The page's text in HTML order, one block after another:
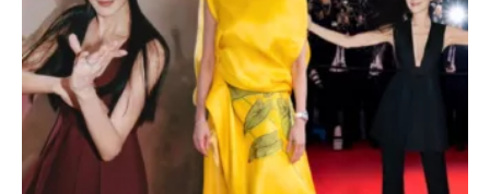
Lg best campur dgn air hujan, air tapis atau air basuhan
beras, tapi kalau dah tak dak, buh air paip pon boley.
Dah masuk dalam botol spray tu kan, yg balance tu boleh
simpan dalam peti ais. Tapi jangan duk buat minum
pulak 🙊